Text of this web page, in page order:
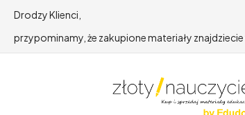
Drodzy Klienci,
przypominamy, że zakupione materiały